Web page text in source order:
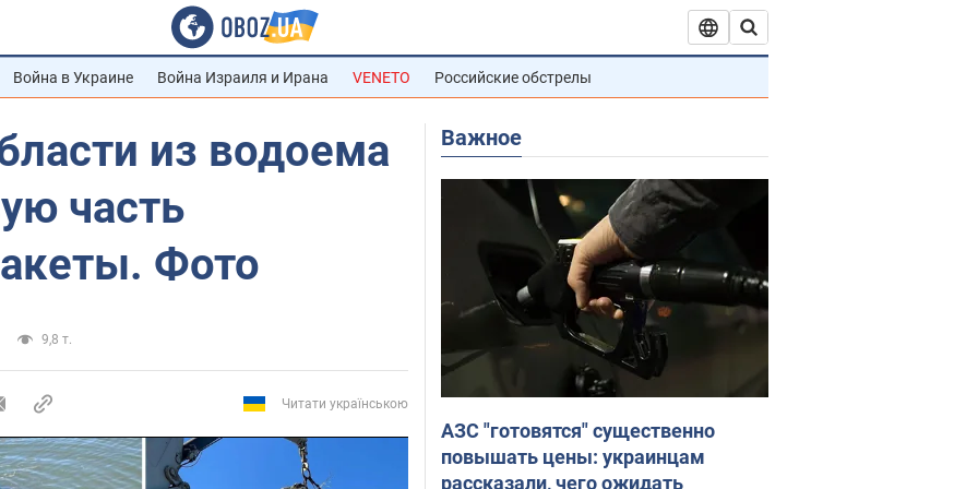
Война в Украине Война Израиля и Ирана VENETO Российские обстрелы
из водоема
часть
Фото
9,8 т.
Читати українською
Важное
АЗС "готовятся" существенно
повышать цены: украинцам
рассказали, чего ожидать